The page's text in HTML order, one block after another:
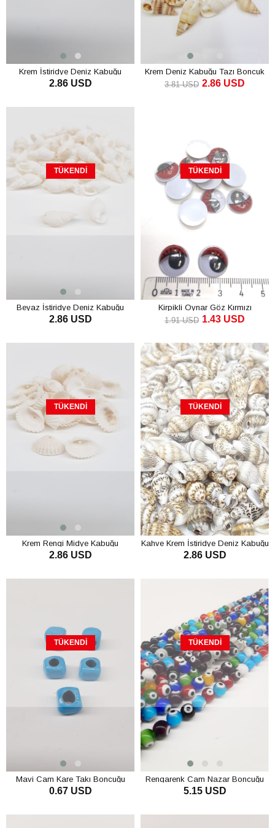
Krem İstiridye Deniz Kabuğu
2.86 USD
Krem Deniz Kabuğu Tazı Boncuk
2.86 USD
3.81 USD
TÜKENDI
Beyaz İstiridye Deniz Kabuğu
2.86 USD
TÜKENDI
Kirpikli Oynar Göz Kırmızı
1.43 USD
1.91 USD
TÜKENDI
Krem Rengi Midye Kabuğu
2.86 USD
TÜKENDI
Kahve Krem İstiridye Deniz Kabuğu
2.86 USD
TÜKENDI
Mavi Cam Kare Takı Boncuğu
0.67 USD
TÜKENDI
Rengarenk Cam Nazar Boncuğu
5.15 USD